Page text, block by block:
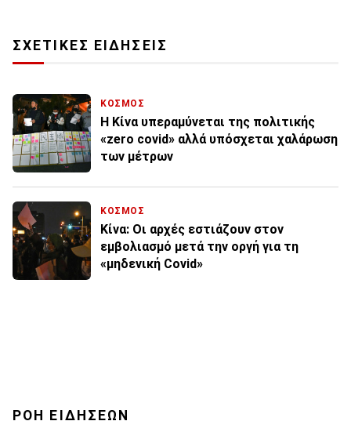
ΣΧΕΤΙΚΕΣ ΕΙΔΗΣΕΙΣ
ΚΟΣΜΟΣ
Η Κίνα υπεραμύνεται της πολιτικής
«zero covid» αλλά υπόσχεται χαλάρωση
των μέτρων
ΚΟΣΜΟΣ
Κίνα: Οι αρχές εστιάζουν στον
εμβολιασμό μετά την οργή για τη
«μηδενική Covid»
ΡΟΗ ΕΙΔΗΣΕΩΝ